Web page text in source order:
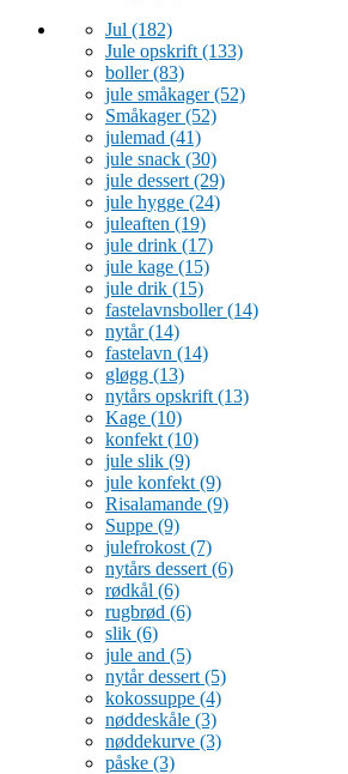
Jul (182)
Jule opskrift (133)
boller(83)
jule småkager(52)
Småkager(52)
julemad (41)
jule snack (30)
jule dessert (29)
jule hygge (24)
juleaften (19)
jule drink (17)
jule kage (15)
jule drik (15)
fastelavnsboller(14)
nytår(14)
fastelavn (14)
gløgg (13)
nytårs opskrift (13)
Kage (10)
konfekt (10)
jule slik (9)
jule konfekt (9)
Risalamande (9)
Suppe (9)
julefrokost (7)
nytårs dessert (6)
rødkål (6)
rugbrød (6)
slik (6)
jule and (5)
nytår dessert (5)
kokossuppe (4)
nøddeskåle (3)
nøddekurve (3)
påske (3)